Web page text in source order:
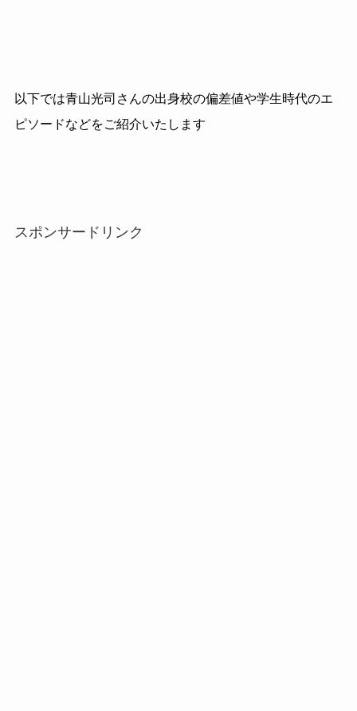
以下では青山光司さんの出身校の偏差値や学生時代のエ
ピソードなどをご紹介いたします
スポンサードリンク